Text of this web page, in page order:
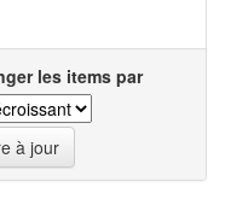
les items par